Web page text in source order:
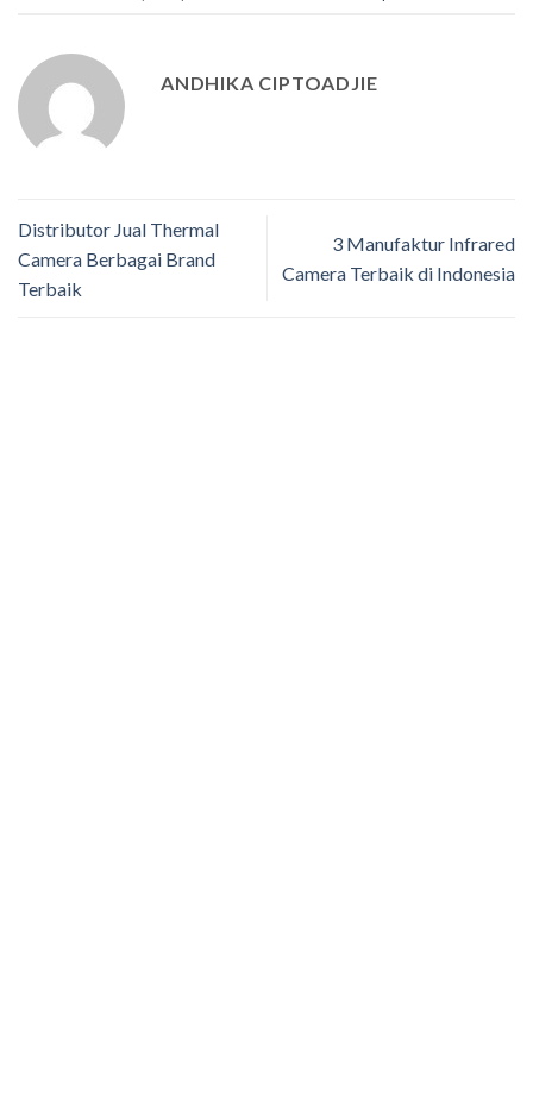
ANDHIKA CIPTOADJIE
Distributor Jual Thermal
Camera Berbagai Brand
Terbaik
3 Manufaktur Infrared
Camera Terbaik di Indonesia